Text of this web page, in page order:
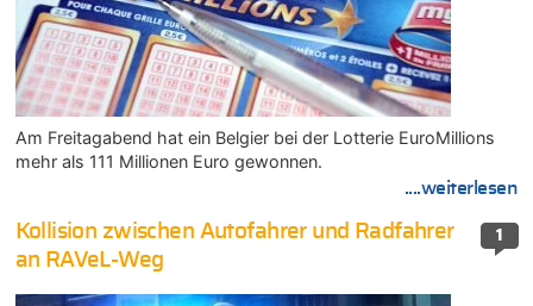
Am Freitagabend hat ein Belgier bei der Lotterie EuroMillions
mehr als 111 Millionen Euro gewonnen.
....weiterlesen
1
Kollision zwischen Autofahrer und Radfahrer
an RAVeL-Weg